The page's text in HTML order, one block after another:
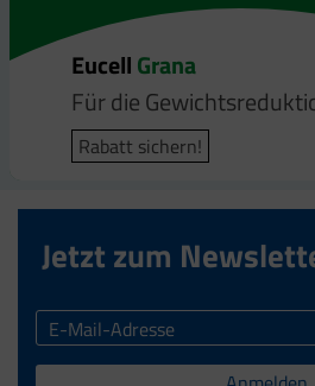
EucellGrana
Für die
Rabatt sichern!
EucellBodyfit
Für die
Rabatt sichern!
Jetzt zum